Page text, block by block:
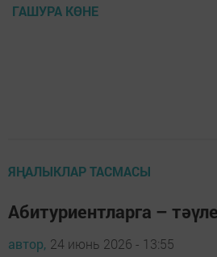
ГАШУРА КӨНЕ
ЯҢАЛЫКЛАР ТАСМАСЫ
Абитуриентларга –
автор, 24 июнь 2026 - 13:55